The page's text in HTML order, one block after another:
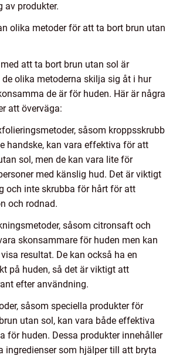
av produkter.
olika metoder för att ta bort brun utan
att ta bort brun utan sol är
olika metoderna skilja sig åt i hur
de är för huden. Här är några
att överväga:
såsom kroppsskrubb
handske, kan vara effektiva för att
sol, men de kan vara lite för
med känslig hud. Det är viktigt
och inte skrubba för hårt för att
och rodnad.
såsom citronsaft och
skonsammare för huden men kan
resultat. De kan också ha en
på huden, så det är viktigt att
efter användning.
såsom speciella produkter för
utan sol, kan vara både effektiva
för huden. Dessa produkter innehåller
ingredienser som hjälper till att bryta